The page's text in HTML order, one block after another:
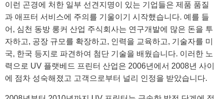
이런 곤경에 처한 일부 선견지명이 있는 기업들은 제품 품질
과 애프터 서비스에 주의를 기울이기 시작했습니다. 예를 들
어, 심천 동방 롱커 산업 주식회사는 연구개발에 많은 돈을 투
자하고, 공장 규모를 확장하고, 인력을 교육하고, 기술자를 미
국, 한국 등지로 파견하여 첨단 기술을 배웠습니다. 이러한 노
력으로 UV 플랫베드 프린터 산업은 2006년에서 2008년 사이
에 점차 성숙해졌고 고객으로부터 널리 인정을 받았습니다.